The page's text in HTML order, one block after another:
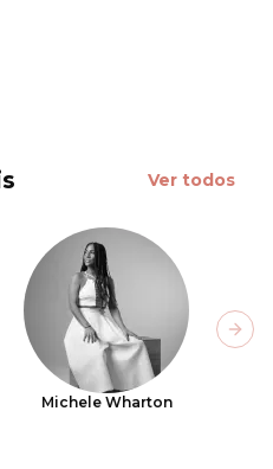
Ver todos
Michele Wharton